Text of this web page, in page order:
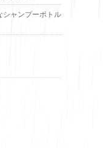
シャンプーボトル